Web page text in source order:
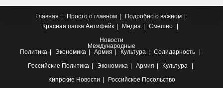
Главная Просто о главном
Подробно о важном
Красная папка Антифейк Медиа
Смешно
Новости
Международные
Политика
Экономика Армия Культура
Солидарность
Российские Политика Экономика Армия
Культура
Кипрские Новости Российское Посольство